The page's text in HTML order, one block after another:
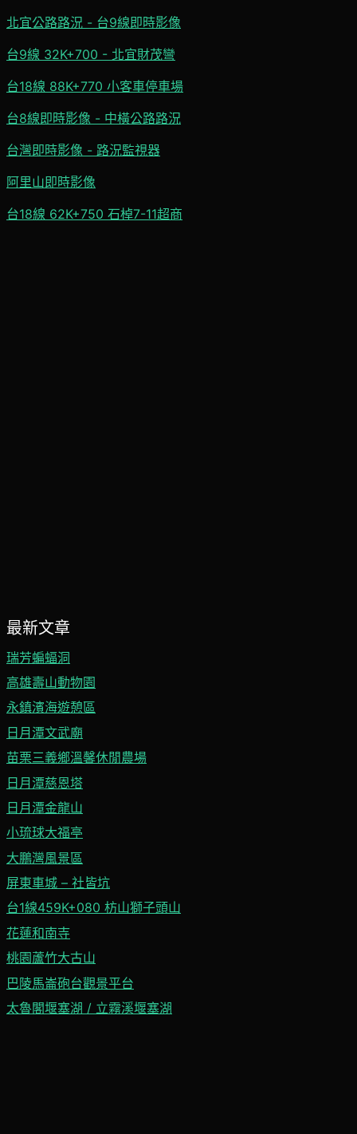
北宜公路路況 - 台9線即時影像
台9線 32K+700 - 北宜財茂彎
台18線 88K+770 小客車停車場
台8線即時影像 - 中橫公路路況
台灣即時影像 - 路況監視器
阿里山即時影像
台18線 62K+750 石棹7-11超商
最新文章
瑞芳蝙蝠洞
高雄壽山動物園
永鎮濱海遊憩區
日月潭文武廟
苗栗三義鄉溫馨休閒農場
日月潭慈恩塔
日月潭金龍山
小琉球大福亭
大鵬灣風景區
屏東車城 – 社皆坑
台1線459K+080 枋山獅子頭山
花蓮和南寺
桃園蘆竹大古山
巴陵馬崙砲台觀景平台
太魯閣堰塞湖 / 立霧溪堰塞湖